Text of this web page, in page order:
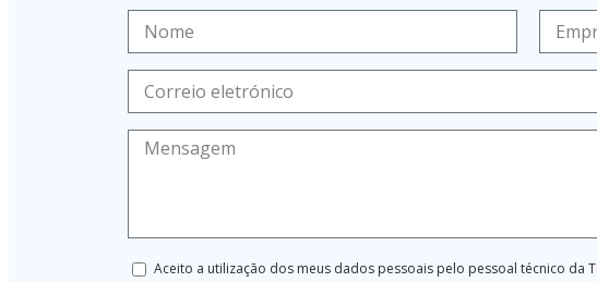
Aceito a utilização dos meus dados pessoais pelo pessoal técnico da